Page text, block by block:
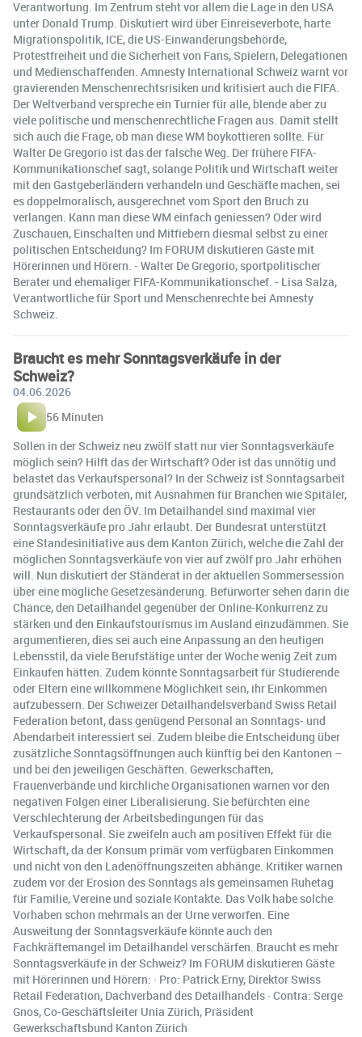
Verantwortung. Im Zentrum steht vor allem die Lage in den USA
unter Donald Trump. Diskutiert wird über Einreiseverbote, harte
Migrationspolitik, ICE, die US-Einwanderungsbehörde,
Protestfreiheit und die Sicherheit von Fans, Spielern, Delegationen
und Medienschaffenden. Amnesty International Schweiz warnt vor
gravierenden Menschenrechtsrisiken und kritisiert auch die FIFA.
Der Weltverband verspreche ein Turnier für alle, blende aber zu
viele politische und menschenrechtliche Fragen aus. Damit stellt
sich auch die Frage, ob man diese WM boykottieren sollte. Für
Walter De Gregorio ist das der falsche Weg. Der frühere FIFA-
Kommunikationschef sagt, solange Politik und Wirtschaft weiter
mit den Gastgeberländern verhandeln und Geschäfte machen, sei
es doppelmoralisch, ausgerechnet vom Sport den Bruch zu
verlangen. Kann man diese WM einfach geniessen? Oder wird
Zuschauen, Einschalten und Mitfiebern diesmal selbst zu einer
politischen Entscheidung? Im FORUM diskutieren Gäste mit
Hörerinnen und Hörern. - Walter De Gregorio, sportpolitischer
Berater und ehemaliger FIFA-Kommunikationschef. - Lisa Salza,
Verantwortliche für Sport und Menschenrechte bei Amnesty
Schweiz.
Braucht es mehr Sonntagsverkäufe in der
Schweiz?
04.06.2026
56 Minuten
Sollen in der Schweiz neu zwölf statt nur vier Sonntagsverkäufe
möglich sein? Hilft das der Wirtschaft? Oder ist das unnötig und
belastet das Verkaufspersonal? In der Schweiz ist Sonntagsarbeit
grundsätzlich verboten, mit Ausnahmen für Branchen wie Spitäler,
Restaurants oder den ÖV. Im Detailhandel sind maximal vier
Sonntagsverkäufe pro Jahr erlaubt. Der Bundesrat unterstützt
eine Standesinitiative aus dem Kanton Zürich, welche die Zahl der
möglichen Sonntagsverkäufe von vier auf zwölf pro Jahr erhöhen
will. Nun diskutiert der Ständerat in der aktuellen Sommersession
über eine mögliche Gesetzesänderung. Befürworter sehen darin die
Chance, den Detailhandel gegenüber der Online-Konkurrenz zu
stärken und den Einkaufstourismus im Ausland einzudämmen. Sie
argumentieren, dies sei auch eine Anpassung an den heutigen
Lebensstil, da viele Berufstätige unter der Woche wenig Zeit zum
Einkaufen hätten. Zudem könnte Sonntagsarbeit für Studierende
oder Eltern eine willkommene Möglichkeit sein, ihr Einkommen
aufzubessern. Der Schweizer Detailhandelsverband Swiss Retail
Federation betont, dass genügend Personal an Sonntags- und
Abendarbeit interessiert sei. Zudem bleibe die Entscheidung über
zusätzliche Sonntagsöffnungen auch künftig bei den Kantonen –
und bei den jeweiligen Geschäften. Gewerkschaften,
Frauenverbände und kirchliche Organisationen warnen vor den
negativen Folgen einer Liberalisierung. Sie befürchten eine
Verschlechterung der Arbeitsbedingungen für das
Verkaufspersonal. Sie zweifeln auch am positiven Effekt für die
Wirtschaft, da der Konsum primär vom verfügbaren Einkommen
und nicht von den Ladenöffnungszeiten abhänge. Kritiker warnen
zudem vor der Erosion des Sonntags als gemeinsamen Ruhetag
für Familie, Vereine und soziale Kontakte. Das Volk habe solche
Vorhaben schon mehrmals an der Urne verworfen. Eine
Ausweitung der Sonntagsverkäufe könnte auch den
Fachkräftemangel im Detailhandel verschärfen. Braucht es mehr
Sonntagsverkäufe in der Schweiz? Im FORUM diskutieren Gäste
mit Hörerinnen und Hörern: · Pro: Patrick Erny, Direktor Swiss
Retail Federation, Dachverband des Detailhandels · Contra: Serge
Gnos, Co-Geschäftsleiter Unia Zürich, Präsident
Gewerkschaftsbund Kanton Zürich